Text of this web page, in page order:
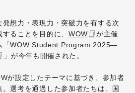
想力・表現力・突破力を有する次
ることを目的に、 WOW
が主催
「WOW Student Program 2025—
」が今年も開催された。
が設定したテーマに基づき、参加者
選考を通過した参加者たちは、国